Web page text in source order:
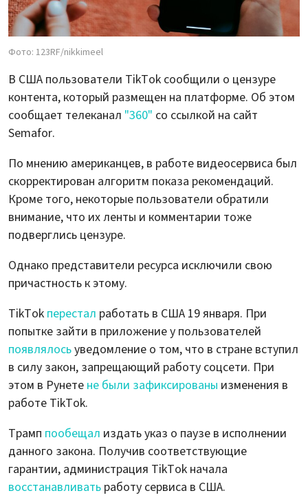
Фото: 123RF/nikkimeel
В США пользователи TikTok сообщили о цензуре
контента, который размещен на платформе. Об этом
сообщает телеканал "360" со ссылкой на сайт
Semafor.
По мнению американцев, в работе видеосервиса был
скорректирован алгоритм показа рекомендаций.
Кроме того, некоторые пользователи обратили
внимание, что их ленты и комментарии тоже
подверглись цензуре.
Однако представители ресурса исключили свою
причастность к этому.
TikTok перестал работать в США 19 января. При
попытке зайти в приложение у пользователей
появлялосьуведомление о том, что в стране вступил
в силу закон, запрещающий работу соцсети. При
этом в Рунете не были зафиксированы изменения в
работе TikTok.
Трамп пообещал издать указ о паузе в исполнении
данного закона. Получив соответствующие
гарантии, администрация TikTok начала
восстанавливать работу сервиса в США.